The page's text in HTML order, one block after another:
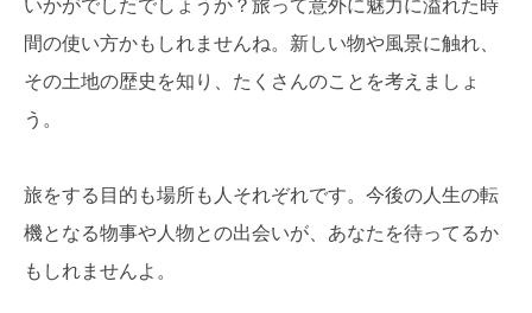
いかがでしたでしょうか？旅って意外に魅力に溢れた時
間の使い方かもしれませんね。新しい物や風景に触れ、
その土地の歴史を知り、たくさんのことを考えましょ
う。
旅をする目的も場所も人それぞれです。今後の人生の転
機となる物事や人物との出会いが、あなたを待ってるか
もしれませんよ。